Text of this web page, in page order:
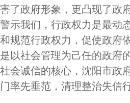
了政府形象，更凸现了政
示我们，行政权力是最动
规范行政权力，促使政府
以社会管理为己任的政府
会诚信的核心，沈阳市政
率先垂范，清理整治失信